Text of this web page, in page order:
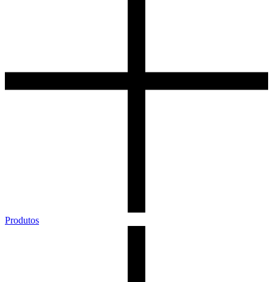
Produtos